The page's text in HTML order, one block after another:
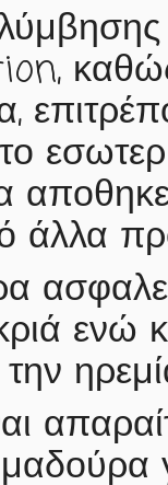
άλλα
ενώ